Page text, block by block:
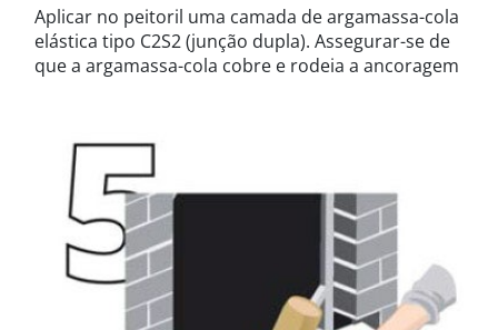
Aplicar no peitoril uma camada de argamassa-cola
elástica tipo C2S2 (junção dupla). Assegurar-se de
que a argamassa-cola cobre e rodeia a ancoragem